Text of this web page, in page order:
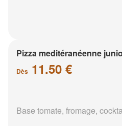
Pizza meditéranéenne
Dès 11.50 €
Base tomate, fromage,